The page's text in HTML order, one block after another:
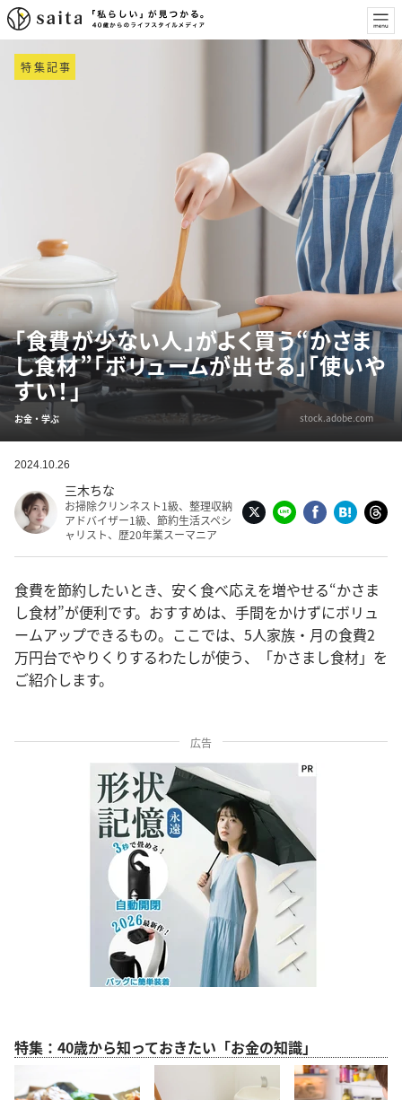
特集記事
「食費が少ない人」がよく買う“かさま
し食材”「ボリュームが出せる」「使いや
すい！」
お金・学ぶ stock.adobe.com
2024.10.26
三木ちな
お掃除クリンネスト1級、整理収納
アドバイザー1級、節約生活スペシ
ャリスト、歴20年業スーマニア
食費を節約したいとき、安く食べ応えを増やせる“かさま
し食材”が便利です。おすすめは、手間をかけずにボリュ
ームアップできるもの。ここでは、5人家族・月の食費2
万円台でやりくりするわたしが使う、「かさまし食材」を
ご紹介します。
広告
特集：40歳から知っておきたい「お金の知識」